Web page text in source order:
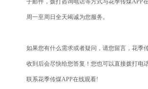
子邮件，拨打咨询电话等方式与花季传煤
周一至周日全天竭诚为您服务。
如果您有什么需求或者疑问，请您留言，花
收到后会尽快给您答复！您也可以直接拨打电
联系花季传煤APP在线观看!